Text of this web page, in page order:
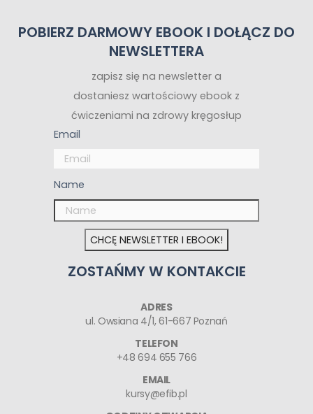
ZOSTAŃMY W KONTAKCIE
ADRES
ul. Owsiana 4/1, 61-667 Poznań
TELEFON
+48 694 655 766
EMAIL
kursy@efib.pl
POBIERZ DARMOWY EBOOK I DOŁĄCZ DO
NEWSLETTERA
zapisz się na newsletter a
dostaniesz wartościowy ebook z
ćwiczeniami na zdrowy kręgosłup
Email
Name
CHCĘ NEWSLETTER I EBOOK!